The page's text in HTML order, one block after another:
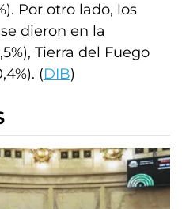
Por otro lado, los
dieron en la
Tierra del Fuego
(DIB)